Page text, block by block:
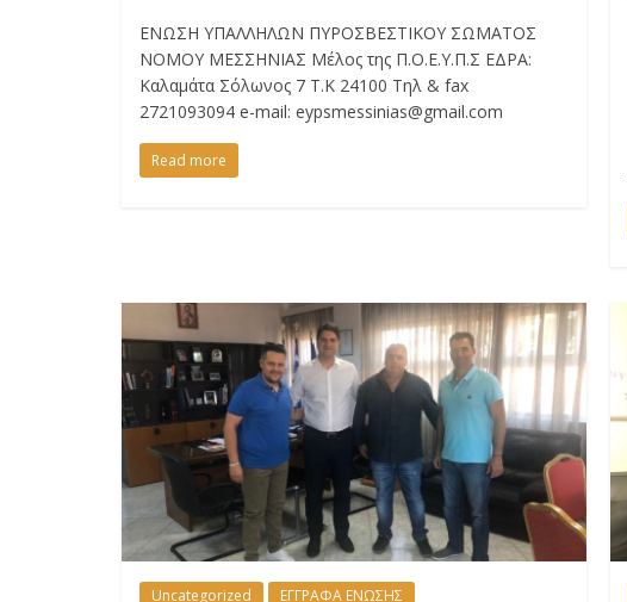
ΕΝΩΣΗ ΥΠΑΛΛΗΛΩΝ ΠΥΡΟΣΒΕΣΤΙΚΟΥ ΣΩΜΑΤΟΣ
ΝΟΜΟΥ ΜΕΣΣΗΝΙΑΣ Μέλος της Π.Ο.Ε.Υ.Π.Σ ΕΔΡΑ:
Καλαμάτα Σόλωνος 7 Τ.Κ 24100 Τηλ & fax
2721093094 e-mail: eypsmessinias@gmail.com
Read more
Uncategorized ΕΓΓΡΑΦΑ ΕΝΩΣΗΣ